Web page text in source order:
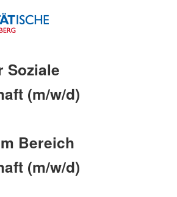
Soziale
(m/w/d)
Bereich
(m/w/d)